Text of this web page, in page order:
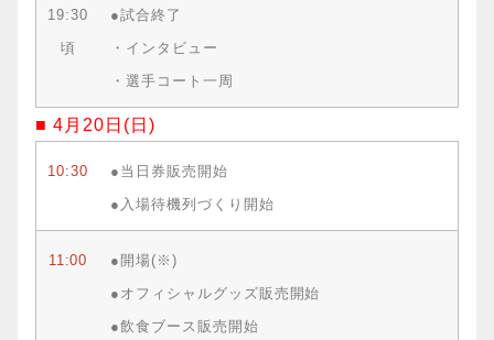
19:30
頃
●試合終了
・インタビュー
・選手コート一周
■ 4月20日(日)
10:30
●当日券販売開始
●入場待機列づくり開始
11:00
●開場(※)
●オフィシャルグッズ販売開始
●飲食ブース販売開始